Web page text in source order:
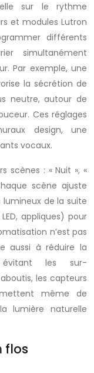
sur le rythme
et modules Lutron
différents
simultanément
Par exemple, une
la sécrétion de
neutre, autour de
Ces réglages
design, une
vocaux.
scènes : « Nuit », «
scène ajuste
de la suite
appliques) pour
n’est pas
aussi à réduire la
évitant les sur-
les capteurs
même de
lumière naturelle
flos